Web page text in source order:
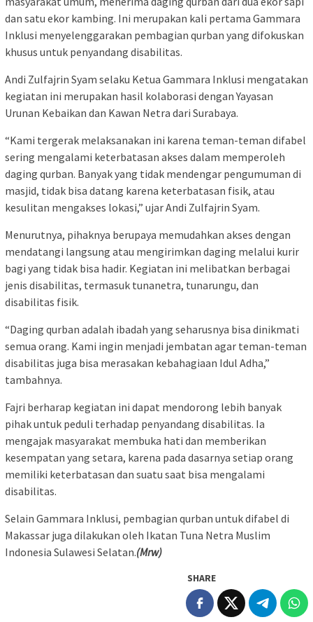
dan satu ekor kambing. Ini merupakan kali pertama Gammara
Inklusi menyelenggarakan pembagian qurban yang difokuskan
khusus untuk penyandang disabilitas.
Andi Zulfajrin Syam selaku Ketua Gammara Inklusi mengatakan
kegiatan ini merupakan hasil kolaborasi dengan Yayasan
Urunan Kebaikan dan Kawan Netra dari Surabaya.
“Kami tergerak melaksanakan ini karena teman-teman difabel
sering mengalami keterbatasan akses dalam memperoleh
daging qurban. Banyak yang tidak mendengar pengumuman di
masjid, tidak bisa datang karena keterbatasan fisik, atau
kesulitan mengakses lokasi,” ujar Andi Zulfajrin Syam.
Menurutnya, pihaknya berupaya memudahkan akses dengan
mendatangi langsung atau mengirimkan daging melalui kurir
bagi yang tidak bisa hadir. Kegiatan ini melibatkan berbagai
jenis disabilitas, termasuk tunanetra, tunarungu, dan
disabilitas fisik.
“Daging qurban adalah ibadah yang seharusnya bisa dinikmati
semua orang. Kami ingin menjadi jembatan agar teman-teman
disabilitas juga bisa merasakan kebahagiaan Idul Adha,”
tambahnya.
Fajri berharap kegiatan ini dapat mendorong lebih banyak
pihak untuk peduli terhadap penyandang disabilitas. Ia
mengajak masyarakat membuka hati dan memberikan
kesempatan yang setara, karena pada dasarnya setiap orang
memiliki keterbatasan dan suatu saat bisa mengalami
disabilitas.
Selain Gammara Inklusi, pembagian qurban untuk difabel di
Makassar juga dilakukan oleh Ikatan Tuna Netra Muslim
Indonesia Sulawesi Selatan.(Mrw)
SHARE